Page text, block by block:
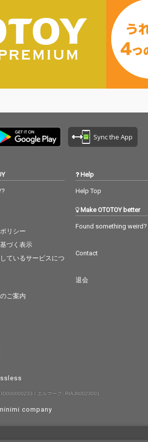
Sync the App
リシー
づく表示
ているサービスにつ
ご案内
Help
Help Top
Make OTOTOY better
Found something weird?
Contact
退会
/ エルマーク: RIAJ80023001
company